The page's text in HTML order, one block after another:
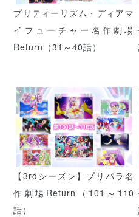
プリティーリズム・ディアマ
イフューチャー名作劇場
Return（31～40話）
【3rdシーズン】プリパラ名
作劇場Return（101～110
話）